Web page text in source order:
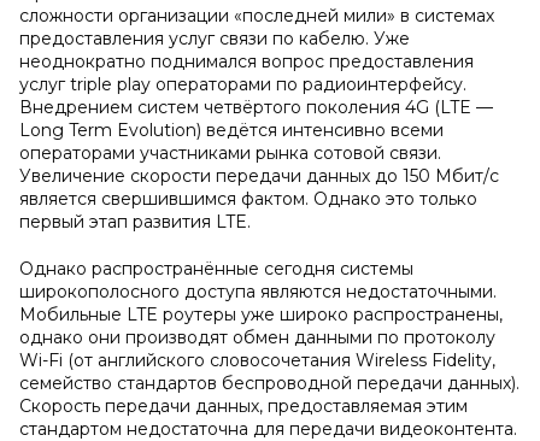
сложности организации «последней мили» в системах
предоставления услуг связи по кабелю. Уже
неоднократно поднимался вопрос предоставления
услуг triple play операторами по радиоинтерфейсу.
Внедрением систем четвёртого поколения 4G (LTE —
Long Term Evolution) ведётся интенсивно всеми
операторами участниками рынка сотовой связи.
Увеличение скорости передачи данных до 150 Мбит/c
является свершившимся фактом. Однако это только
первый этап развития LTE.
Однако распространённые сегодня системы
широкополосного доступа являются недостаточными.
Мобильные LTE роутеры уже широко распространены,
однако они производят обмен данными по протоколу
Wi-Fi (от английского словосочетания Wireless Fidelity,
семейство стандартов беспроводной передачи данных).
Скорость передачи данных, предоставляемая этим
стандартом недостаточна для передачи видеоконтента.